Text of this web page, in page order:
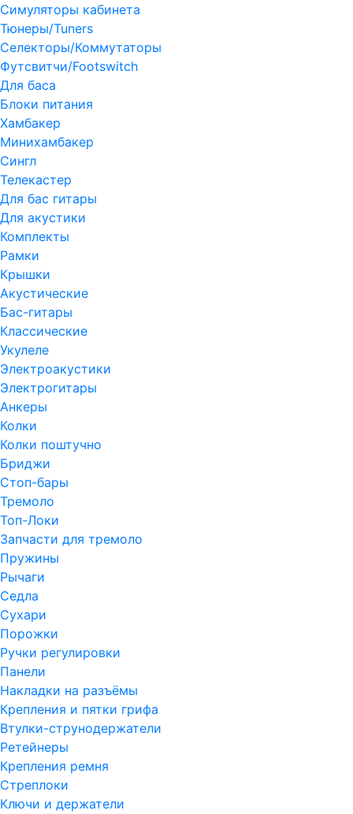
Симуляторы кабинета
Тюнеры/Tuners
Селекторы/Коммутаторы
Футсвитчи/Footswitch
Для баса
Блоки питания
Хамбакер
Минихамбакер
Сингл
Телекастер
Для бас гитары
Для акустики
Комплекты
Рамки
Крышки
Акустические
Бас-гитары
Классические
Укулеле
Электроакустики
Электрогитары
Анкеры
Колки
Колки поштучно
Бриджи
Стоп-бары
Тремоло
Топ-Локи
Запчасти для тремоло
Пружины
Рычаги
Седла
Сухари
Порожки
Ручки регулировки
Панели
Накладки на разъёмы
Крепления и пятки грифа
Втулки-струнодержатели
Ретейнеры
Крепления ремня
Стреплоки
Ключи и держатели